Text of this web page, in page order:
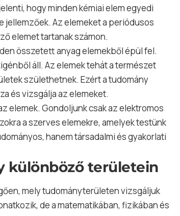
hogy minden kémiai elem egyedi
jellemzőek. Az elemeket a periódusos
elemet tartanak számon.
összetett anyag elemekből épül fel.
áll. Az elemek tehát a természet
születhetnek. Ezért a tudomány
és vizsgálja az elemeket.
elemek. Gondoljunk csak az elektromos
a szerves elemekre, amelyek testünk
hanem társadalmi és gyakorlati
különböző területein
mely tudományterületen vizsgáljuk
de a matematikában, fizikában és